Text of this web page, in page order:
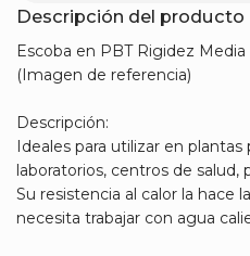
Descripción del producto
Escoba en PBT Rigidez
(Imagen de referencia)
Descripción:
Ideales para utilizar en
laboratorios, centros de salud,
Su resistencia al calor la hace
necesita trabajar con agua